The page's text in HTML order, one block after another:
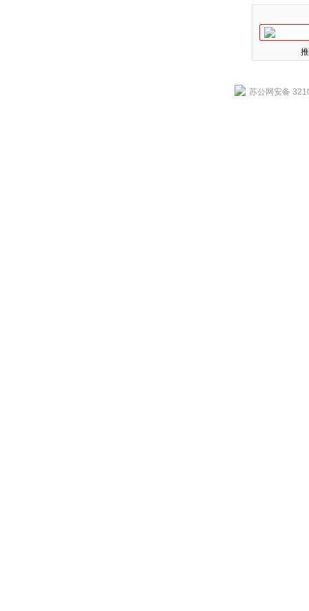
苏公网安备